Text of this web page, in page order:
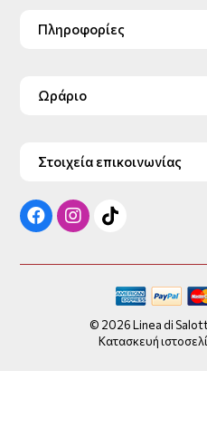
Πληροφορίες
Ωράριο
Στοιχεία επικοινωνίας
© 2026 Linea di
Κατασκευή